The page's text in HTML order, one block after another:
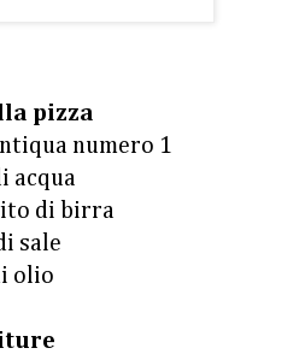
pizza
numero 1
acqua
di birra
sale
olio